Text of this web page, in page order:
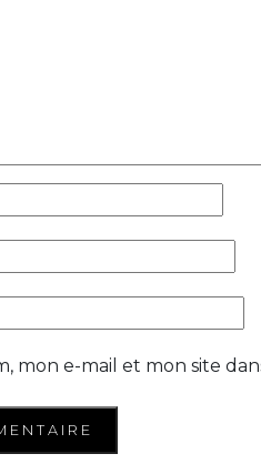
mon e-mail et mon site